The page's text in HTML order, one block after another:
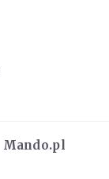
Mando.pl